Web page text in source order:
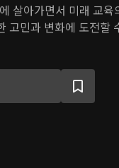
살아가면서 미래 교
고민과 변화에 도전할